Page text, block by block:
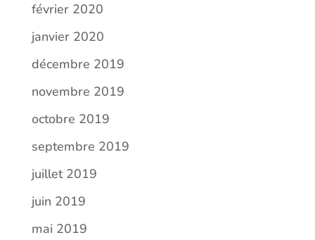
février 2020
janvier 2020
décembre 2019
novembre 2019
octobre 2019
septembre 2019
juillet 2019
juin 2019
mai 2019